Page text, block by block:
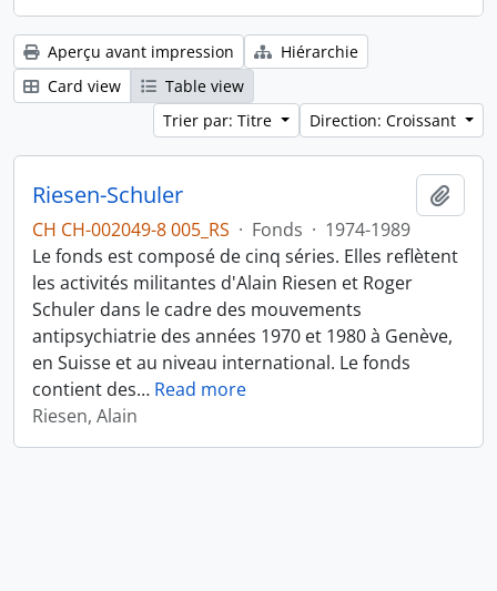
Aperçu avant impression
Hiérarchie
Card view
Table view
Trier par: Titre
Direction: Croissant
Riesen-Schuler
CH CH-002049-8 005_RS · Fonds · 1974-1989
Le fonds est composé de cinq séries. Elles reflètent
les activités militantes d'Alain Riesen et Roger
Schuler dans le cadre des mouvements
antipsychiatrie des années 1970 et 1980 à Genève,
en Suisse et au niveau international. Le fonds
contient des… Read more
Riesen, Alain